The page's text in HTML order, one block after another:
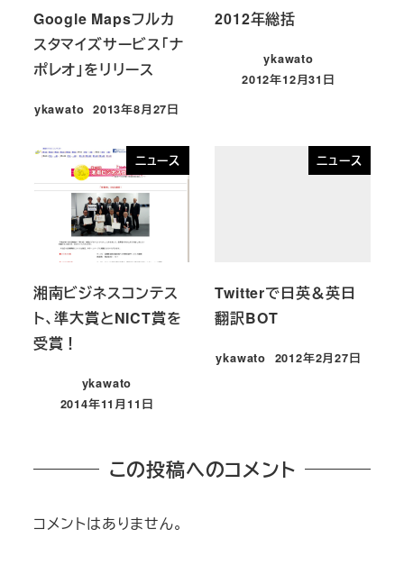
Google Mapsフルカ
スタマイズサービス「ナ
ポレオ」をリリース
ykawato
投稿日
2013年8月27日
2012年総括
ykawato
投稿日
2012年12月31日
ニュース
湘南ビジネスコンテス
ト、準大賞とNICT賞を
受賞！
ykawato
投稿日
2014年11月11日
ニュース
Twitterで日英＆英日
翻訳BOT
ykawato
投稿日
2012年2月27日
この投稿へのコメント
コメントはありません。